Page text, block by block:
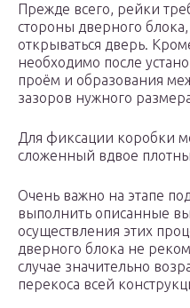
Прежде всего, рейки
стороны дверного
открываться дверь.
необходимо после
проём и образования
зазоров нужного
Для фиксации коробки
сложенный вдвое
Очень важно на этапе
выполнить описанные
осуществления этих
дверного блока не
случае значительно
перекоса всей